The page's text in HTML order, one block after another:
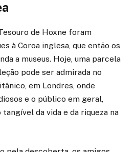
de Hoxne foram
à Coroa inglesa, que então os
a museus. Hoje, uma parcela
pode ser admirada no
em Londres, onde
e o público em geral,
da vida e da riqueza na